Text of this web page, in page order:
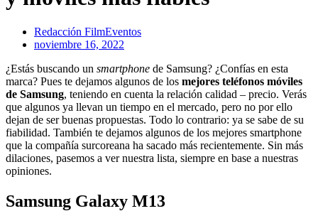
Redacción FilmEventos
noviembre 16, 2022
¿Estás buscando un smartphone de Samsung? ¿Confías en esta
marca? Pues te dejamos algunos de los mejores teléfonos móviles
de Samsung, teniendo en cuenta la relación calidad – precio. Verás
que algunos ya llevan un tiempo en el mercado, pero no por ello
dejan de ser buenas propuestas. Todo lo contrario: ya se sabe de su
fiabilidad. También te dejamos algunos de los mejores smartphone
que la compañía surcoreana ha sacado más recientemente. Sin más
dilaciones, pasemos a ver nuestra lista, siempre en base a nuestras
opiniones.
Samsung Galaxy M13